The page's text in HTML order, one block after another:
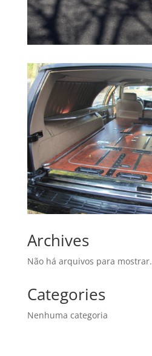
Archives
Não há arquivos para mostrar.
Categories
Nenhuma categoria